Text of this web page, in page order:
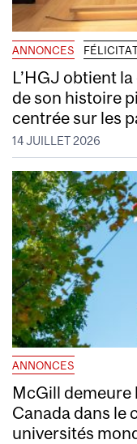
ANNONCES
L’HGJ obtient
de son histoire
centrée sur les
14 JUILLET 2026
ANNONCES
McGill demeure
Canada dans le
universités